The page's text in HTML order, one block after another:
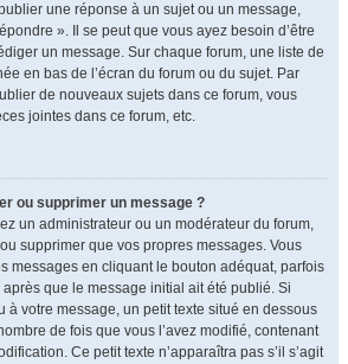
une réponse à un sujet ou un message,
». Il se peut que vous ayez besoin d’être
un message. Sur chaque forum, une liste de
en bas de l’écran du forum ou du sujet. Par
de nouveaux sujets dans ce forum, vous
jointes dans ce forum, etc.
ou supprimer un message ?
un administrateur ou un modérateur du forum,
supprimer que vos propres messages. Vous
messages en cliquant le bouton adéquat, parfois
que le message initial ait été publié. Si
à votre message, un petit texte situé en dessous
de fois que vous l’avez modifié, contenant
Ce petit texte n’apparaîtra pas s’il s’agit